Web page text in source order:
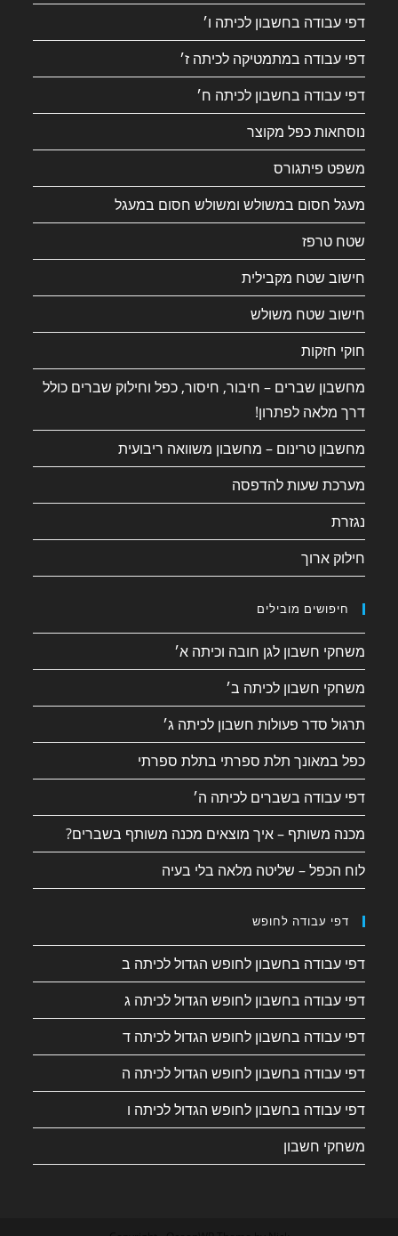
דפי עבודה בחשבון לכיתה ו׳
דפי עבודה במתמטיקה לכיתה ז׳
דפי עבודה בחשבון לכיתה ח׳
נוסחאות כפל מקוצר
משפט פיתגורס
מעגל חסום במשולש ומשולש חסום במעגל
שטח טרפז
חישוב שטח מקבילית
חישוב שטח משולש
חוקי חזקות
מחשבון שברים – חיבור, חיסור, כפל וחילוק שברים כולל
דרך מלאה לפתרון!
מחשבון טרינום – מחשבון משוואה ריבועית
מערכת שעות להדפסה
נגזרת
חילוק ארוך
חיפושים מובילים
משחקי חשבון לגן חובה וכיתה א׳
משחקי חשבון לכיתה ב׳
תרגול סדר פעולות חשבון לכיתה ג׳
כפל במאונך תלת ספרתי בתלת ספרתי
דפי עבודה בשברים לכיתה ה׳
מכנה משותף – איך מוצאים מכנה משותף בשברים?
לוח הכפל – שליטה מלאה בלי בעיה
דפי עבודה לחופש
דפי עבודה בחשבון לחופש הגדול לכיתה ב
דפי עבודה בחשבון לחופש הגדול לכיתה ג
דפי עבודה בחשבון לחופש הגדול לכיתה ד
דפי עבודה בחשבון לחופש הגדול לכיתה ה
דפי עבודה בחשבון לחופש הגדול לכיתה ו
משחקי חשבון